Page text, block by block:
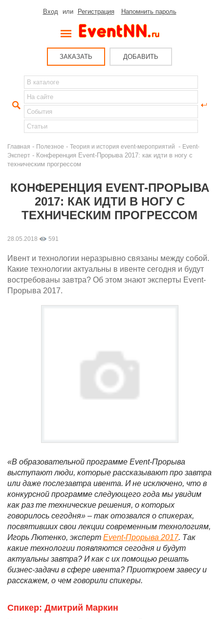
Вход или Регистрация Напомнить пароль
ЗАКАЗАТЬ ДОБАВИТЬ
Главная - Полезное - Теория и история event-мероприятий - Event-
Эксперт - Конференция Event-Прорыва 2017: как идти в ногу с
техническим прогрессом
КОНФЕРЕНЦИЯ EVENT-ПРОРЫВА
2017: КАК ИДТИ В НОГУ С
ТЕХНИЧЕСКИМ ПРОГРЕССОМ
28.05.2018 591
Ивент и технологии неразрывно связаны между собой.
Какие технологии актуальны в ивенте сегодня и будут
востребованы завтра? Об этом знают эксперты Event-
Прорыва 2017.
«В образовательной программе Event-Прорыва
выступают люди, которые рассказывают про завтра
или даже послезавтра ивента. И не исключено, что в
конкурсной программе следующего года мы увидим
как раз те технические решения, о которых
говорилось сегодня» – так отозвался о спикерах,
посвятивших свои лекции современным технологиям,
Игорь Лютенко, эксперт Event-Прорыва 2017. Так
какие технологии появляются сегодня и будут
актуальны завтра? И как с их помощью решать
бизнес-задачи в сфере ивента? Приоткроем завесу и
расскажем, о чем говорили спикеры.
Спикер: Дмитрий Маркин